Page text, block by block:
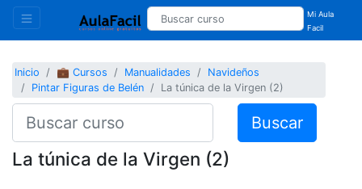
Mi Aula
Facil
Inicio 💼 Cursos Manualidades
Navideños
Pintar Figuras de Belén
La túnica de la Virgen (2)
Buscar
La túnica de la Virgen (2)